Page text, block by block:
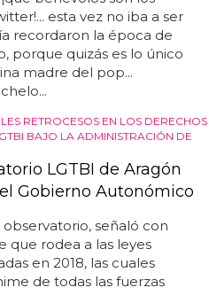
esta vez no iba a ser
recordaron la época de
porque quizás es lo único
madre del pop...
RETROCESOS EN LOS DERECHOS
BAJO LA ADMINISTRACIÓN DE
LGTBI de Aragón
Gobierno Autonómico
señaló con
rodea a las leyes
en 2018, las cuales
de todas las fuerzas